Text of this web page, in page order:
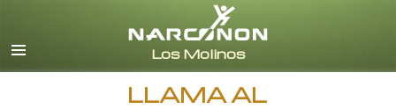
Español (Castellano)
Todas las Regiones/Idiomas
LLAMA AL